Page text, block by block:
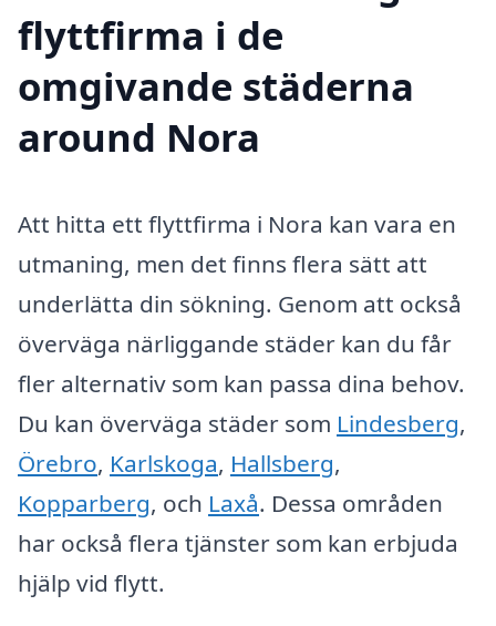
flyttfirma i de
omgivande städerna
around Nora
Att hitta ett flyttfirma i Nora kan vara en
utmaning, men det finns flera sätt att
underlätta din sökning. Genom att också
överväga närliggande städer kan du får
fler alternativ som kan passa dina behov.
Du kan överväga städer som Lindesberg,
Örebro, Karlskoga, Hallsberg,
Kopparberg, och Laxå. Dessa områden
har också flera tjänster som kan erbjuda
hjälp vid flytt.